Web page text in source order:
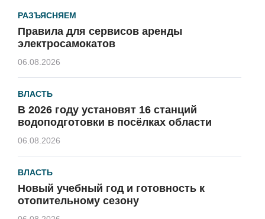
РАЗЪЯСНЯЕМ
Правила для сервисов аренды
электросамокатов
06.08.2026
ВЛАСТЬ
В 2026 году установят 16 станций
водоподготовки в посёлках области
06.08.2026
ВЛАСТЬ
Новый учебный год и готовность к
отопительному сезону